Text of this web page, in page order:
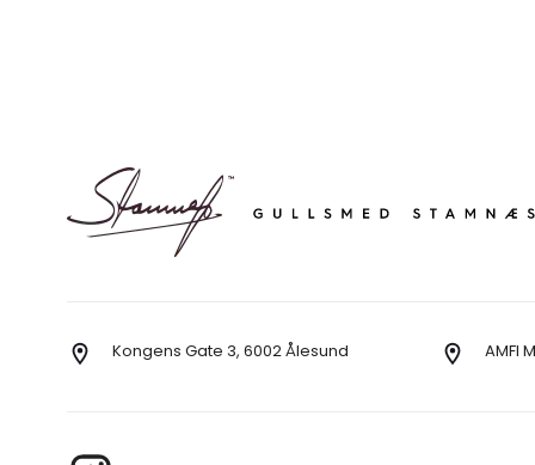
Kongens Gate 3, 6002 Ålesund AMFI